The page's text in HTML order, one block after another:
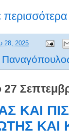
28, 2025
27
ΚΑΙ